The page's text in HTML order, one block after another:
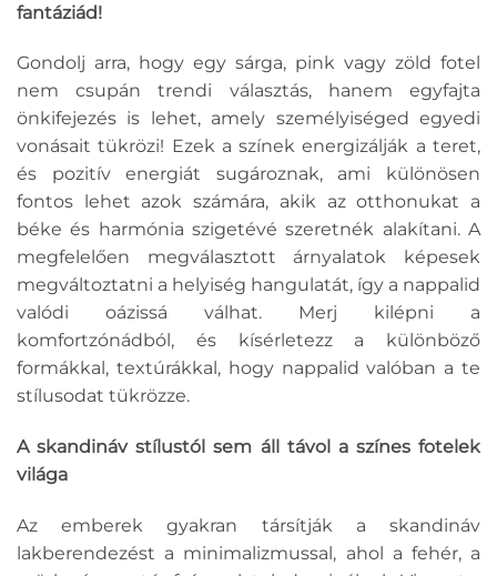
fantáziád!
Gondolj arra, hogy egy sárga, pink vagy zöld fotel
nem csupán trendi választás, hanem egyfajta
önkifejezés is lehet, amely személyiséged egyedi
vonásait tükrözi! Ezek a színek energizálják a teret,
és pozitív energiát sugároznak, ami különösen
fontos lehet azok számára, akik az otthonukat a
béke és harmónia szigetévé szeretnék alakítani. A
megfelelően megválasztott árnyalatok képesek
megváltoztatni a helyiség hangulatát, így a nappalid
valódi oázissá válhat. Merj kilépni a
komfortzónádból, és kísérletezz a különböző
formákkal, textúrákkal, hogy nappalid valóban a te
stílusodat tükrözze.
A skandináv stílustól sem áll távol a színes fotelek
világa
Az emberek gyakran társítják a skandináv
lakberendezést a minimalizmussal, ahol a fehér, a